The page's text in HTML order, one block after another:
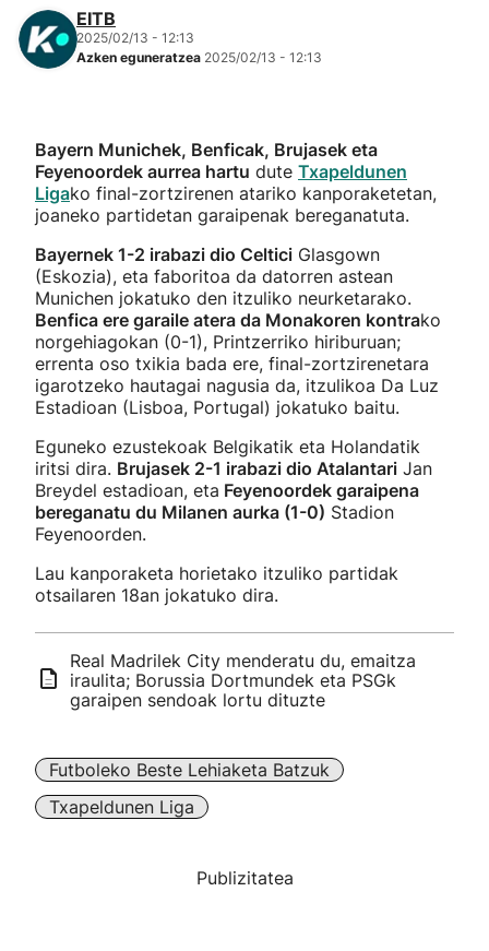
EITB
2025/02/13 - 12:13
Azken eguneratzea 2025/02/13 - 12:13
Bayern Munichek, Benficak, Brujasek eta
Feyenoordek aurrea hartu dute Txapeldunen
Ligako final-zortzirenen atariko kanporaketetan,
joaneko partidetan garaipenak bereganatuta.
Bayernek 1-2 irabazi dio Celtici Glasgown
(Eskozia), eta faboritoa da datorren astean
Munichen jokatuko den itzuliko neurketarako.
Benfica ere garaile atera da Monakoren kontrako
norgehiagokan (0-1), Printzerriko hiriburuan;
errenta oso txikia bada ere, final-zortzirenetara
igarotzeko hautagai nagusia da, itzulikoa Da Luz
Estadioan (Lisboa, Portugal) jokatuko baitu.
Eguneko ezustekoak Belgikatik eta Holandatik
iritsi dira. Brujasek 2-1 irabazi dio Atalantari Jan
Breydel estadioan, eta Feyenoordek garaipena
bereganatu du Milanen aurka (1-0) Stadion
Feyenoorden.
Lau kanporaketa horietako itzuliko partidak
otsailaren 18an jokatuko dira.
Real Madrilek City menderatu du, emaitza
iraulita; Borussia Dortmundek eta PSGk
garaipen sendoak lortu dituzte
Futboleko Beste Lehiaketa Batzuk
Txapeldunen Liga
Publizitatea